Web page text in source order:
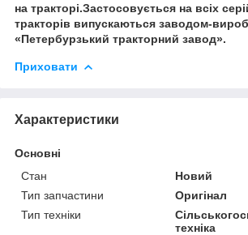
на тракторі.Застосовується на всіх
тракторів випускаються заводом-
«Петербурзький тракторний завод».
Приховати
Характеристики
Основні
Стан
Новий
Тип запчастини
Оригінал
Тип техніки
техніка